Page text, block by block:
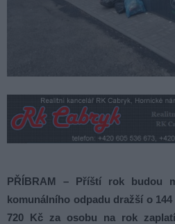
PŘÍBRAM – Příští rok budou
komunálního odpadu dražší o
720 Kč za osobu na rok